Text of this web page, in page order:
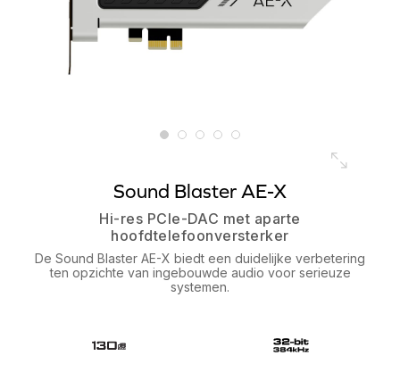
Sound Blaster AE-X
Hi-res PCIe-DAC met aparte
hoofdtelefoonversterker
De Sound Blaster AE-X biedt een duidelijke verbetering
ten opzichte van ingebouwde audio voor serieuze
systemen.